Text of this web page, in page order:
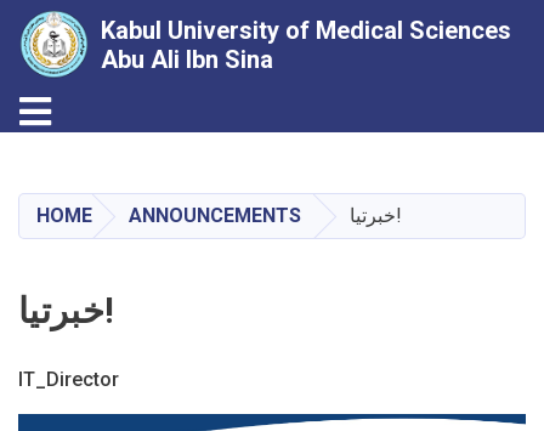
main
content
Kabul University of Medical Sciences
Abu Ali Ibn Sina
Toggle navigation
HOME ANNOUNCEMENTS خبرتیا!
خبرتیا!
IT_Director